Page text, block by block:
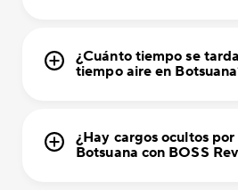
¿Cuánto tiempo se
tiempo aire en
¿Hay cargos ocultos
Botsuana con BOSS